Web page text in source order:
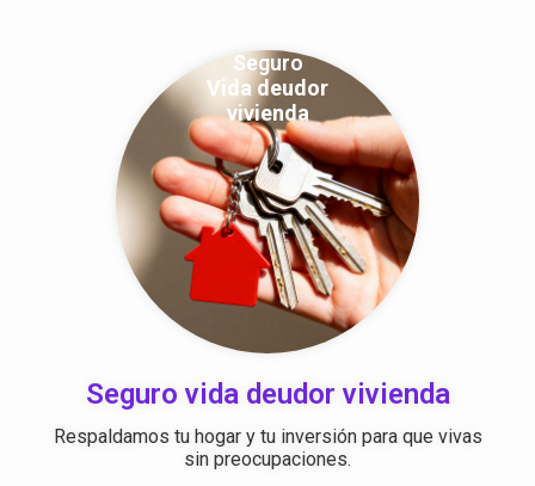
Seguro
Vida deudor
vivienda
Seguro vida deudor vivienda
Respaldamos tu hogar y tu inversión para que vivas
sin preocupaciones.